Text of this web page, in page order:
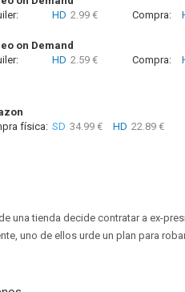
HD 2.99 € Compra:
on Demand
HD 2.59 € Compra:
física: SD 34.99 € HD 22.89 €
una tienda decide contratar a ex-
uno de ellos urde un plan para